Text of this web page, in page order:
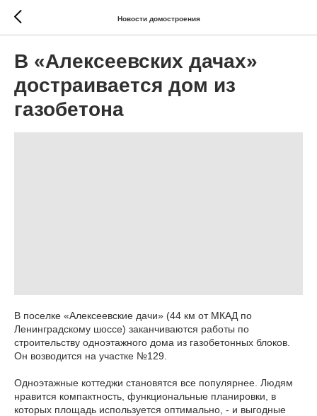
Новости домостроения
В «Алексеевских дачах»
достраивается дом из
газобетона
В поселке «Алексеевские дачи» (44 км от МКАД по
Ленинградскому шоссе) заканчиваются работы по
строительству одноэтажного дома из газобетонных блоков.
Он возводится на участке №129.
Одноэтажные коттеджи становятся все популярнее. Людям
нравится компактность, функциональные планировки, в
которых площадь используется оптимально, - и выгодные